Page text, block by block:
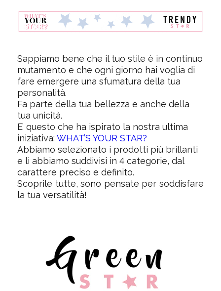
Sappiamo bene che il tuo stile è in continuo
mutamento e che ogni giorno hai voglia di
fare emergere una sfumatura della tua
personalità.
Fa parte della tua bellezza e anche della
tua unicità.
E’ questo che ha ispirato la nostra ultima
iniziativa: WHAT’S YOUR STAR?
Abbiamo selezionato i prodotti più brillanti
e li abbiamo suddivisi in 4 categorie, dal
carattere preciso e definito.
Scoprile tutte, sono pensate per soddisfare
la tua versatilità!